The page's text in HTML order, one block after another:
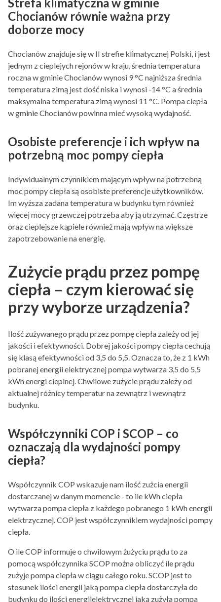
Chocianów równie ważna przy
doborze mocy
Chocianów znajduje się w II strefie klimatycznej Polski, i jest
jednym z cieplejych rejonów w kraju, średnia temperatura
roczna w gminie Chocianów wynosi 9 °C najniższa średnia
temperatura zimą jest dość niska i wynosi -14 °C a średnia
maksymalna temperatura zimą wynosi 11 °C. Pompa ciepła
w gminie Chocianów powinna mieć wysoką wydajność.
Osobiste preferencje i ich wpływ na
potrzebną moc pompy ciepła
Indywidualnym czynnikiem mającym wpływ na potrzebną
moc pompy ciepła są osobiste preferencje użytkowników.
Im wyższa zadana temperatura w budynku tym również
więcej mocy grzewczej potrzeba aby ją utrzymać. Częstrze
oraz cieplejsze kąpiele również mają wpływ na większe
zapotrzebowanie na energię.
Zużycie prądu przez pompę
ciepła – czym kierować się
przy wyborze urządzenia?
Ilość zużywanego prądu przez pompę ciepła zależy od jej
jakości i efektywności. Dobrej jakości pompy ciepła cechują
się klasą efektywności od 3,5 do 5,5. Oznacza to, że z 1 kWh
pobranej energii elektrycznej pompa wytwarza 3,5 do 5,5
kWh energi cieplnej. Chwilowe zużycie prądu zależy od
aktualnej różnicy temperatur na zewnątrz i wewnątrz
budynku.
Współczynniki COP i SCOP – co
oznaczają dla wydajności pompy
ciepła?
Współczynnik COP wskazuje nam ilość zużcia energii
dostarczanej w danym momencie - to ile kWh ciepła
wytwarza pompa ciepła z każdego pobranego 1 kWh energii
elektrzycznej. COP jest współczynnikiem wydajności pompy
ciepła.
O ile COP informuje o chwilowym żużyciu prądu to za
pomocą współczynnika SCOP można obliczyć ile prądu
zużyje pompa ciepła w ciągu całego roku. SCOP jest to
stosunek ilości energii jaką pompa ciepła dostarczyła do
budynku do ilości energiielektrycznej jaką zużyła pompa